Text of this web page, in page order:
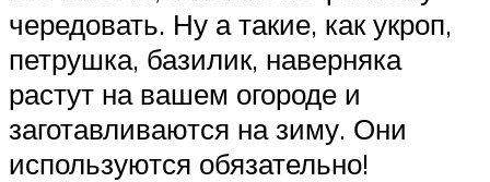
чередовать. Ну а такие, как укроп,
петрушка, базилик, наверняка
растут на вашем огороде и
заготавливаются на зиму. Они
используются обязательно!